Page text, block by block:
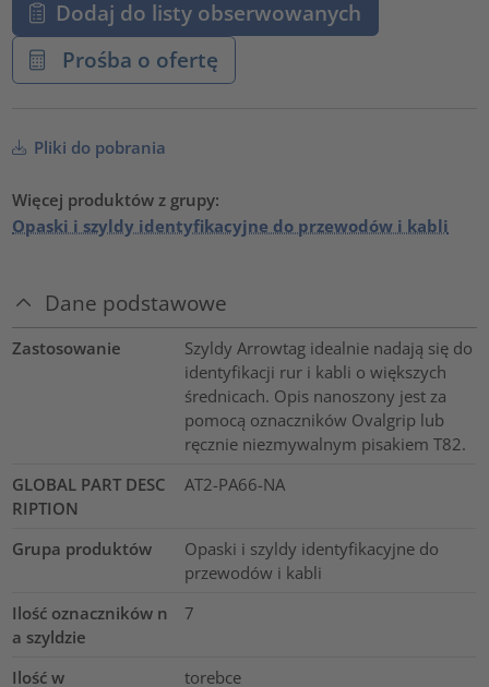
Dodaj do listy obserwowanych
Prośba o ofertę
Pliki do pobrania
Więcej produktów z grupy:
Opaski i szyldy identyfikacyjne do przewodów i kabli
Dane podstawowe
Zastosowanie
Szyldy Arrowtag idealnie nadają się do
identyfikacji rur i kabli o większych
średnicach. Opis nanoszony jest za
pomocą oznaczników Ovalgrip lub
ręcznie niezmywalnym pisakiem T82.
GLOBAL PART DESC
RIPTION
AT2-PA66-NA
Grupa produktów
Opaski i szyldy identyfikacyjne do
przewodów i kabli
Ilość oznaczników n
a szyldzie
7
Ilość w
torebce